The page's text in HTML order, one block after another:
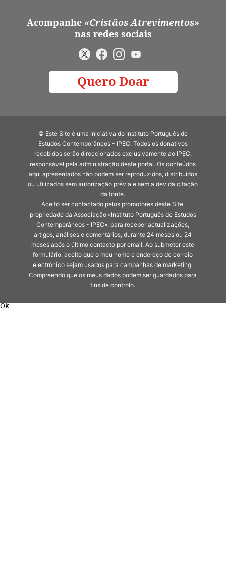
Acompanhe «Cristãos Atrevimentos»
nas redes sociais
Quero Doar
© Este Site é uma iniciativa do Instituto Português de
Estudos Contemporâneos - IPEC. Todos os donativos
recebidos serão direccionados exclusivamente ao IPEC,
responsável pela administração deste portal. Os conteúdos
aqui apresentados não podem ser reproduzidos, distribuídos
ou utilizados sem autorização prévia e sem a devida citação
da fonte.
Aceito ser contactado pelos promotores deste Site,
propriedade da Associação «Instituto Português de Estudos
Contemporâneos - IPEC», para receber actualizações,
artigos, análises e comentários, durante 24 meses ou 24
meses após o último contacto por email. Ao submeter este
formulário, aceito que o meu nome e endereço de correio
electrónico sejam usados para campanhas de marketing.
Compreendo que os meus dados podem ser guardados para
fins de controlo.
Ok